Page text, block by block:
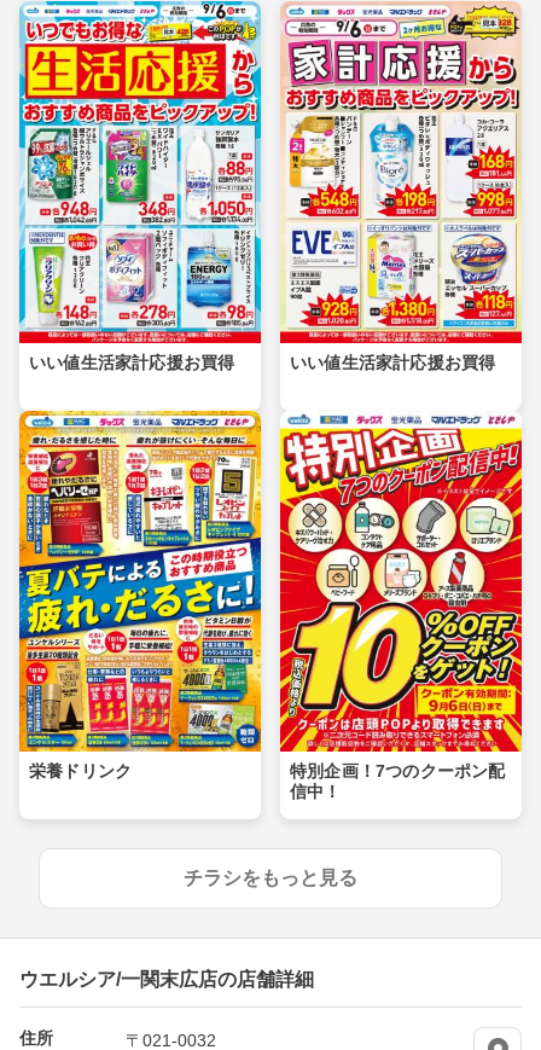
いい値生活家計応援お買得 いい値生活家計応援お買得
栄養ドリンク
特別企画！7つのクーポン配
信中！
チラシをもっと見る
ウエルシア/一関末広店の店舗詳細
住所
〒021-0032